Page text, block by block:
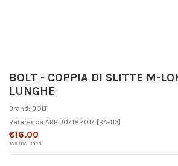
BOLT - COPPIA DI SLITTE M-
LUNGHE
Brand: BOLT
Reference ABBJ10718.7017 [BA-113]
€16.00
Tax included